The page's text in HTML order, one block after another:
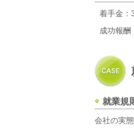
着手金：
成功報酬
就業規
会社の実